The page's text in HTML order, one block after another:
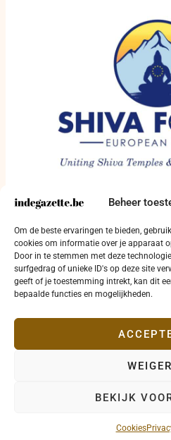
Beheer
Om de beste ervaringen te bieden,
cookies om informatie over je apparaat
Door in te stemmen met deze
surfgedrag of unieke ID's op deze site
geeft of je toestemming intrekt, kan dit
bepaalde functies en mogelijkheden.
BEKIJK
Cookies
In Oudenaarde krijgt
huis
18 juli 2026
Copyright © 2026